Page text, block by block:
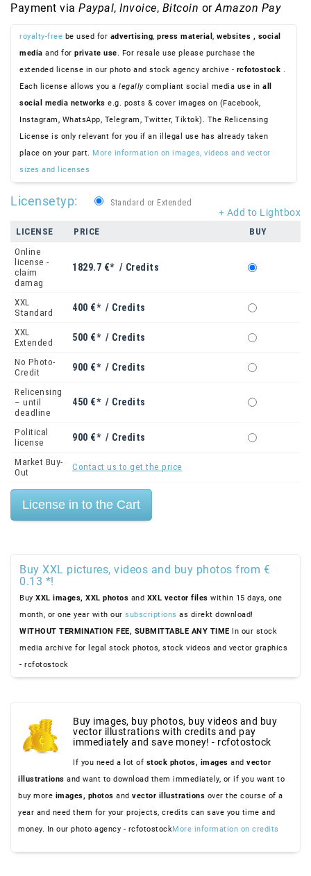
Payment via Paypal, Invoice, Bitcoin or Amazon Pay
royalty-free be used for advertising, press material , websites , social
media and for private use. For resale use please purchase the
extended license in our photo and stock agency archive - rcfotostock .
Each license allows you a legallycompliant social media use in all
social media networks e.g. posts & cover images on (Facebook,
Instagram, WhatsApp, Telegram, Twitter, Tiktok). The Relicensing
License is only relevant for you if an illegal use has already taken
place on your part. More information on images, videos and vector
sizes and licenses
+ Add to Lightbox
Licensetyp: Standard or Extended
LICENSE PRICE
BUY
Online
license -
claim
damag
1829.7 €* / Credits
XXL
Standard
400 €* / Credits
XXL
Extended
500 €* / Credits
No Photo-
Credit
900 €* / Credits
Relicensing
– until
deadline
450 €* / Credits
Political
license
900 €* / Credits
Market Buy-
Out
Contact us to get the price
Buy XXL pictures, videos and buy photos from €
0.13 *!
Buy XXL images, XXL photos and XXL vector files within 15 days, one
month, or one year with our subscriptions as direkt download!
WITHOUT TERMINATION FEE, SUBMITTABLE ANY TIME In our stock
media archive for legal stock photos, stock videos and vector graphics
- rcfotostock
Buy images, buy photos, buy videos and buy
vector illustrations with credits and pay
immediately and save money! - rcfotostock
If you need a lot of stock photos, images and vector
illustrations and want to download them immediately, or if you want to
buy more images, photos and vector illustrations over the course of a
year and need them for your projects, credits can save you time and
money. In our photo agency - rcfotostockMore information on credits